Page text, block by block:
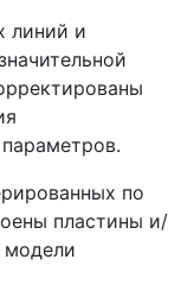
линий и
по
пластины и/
модели